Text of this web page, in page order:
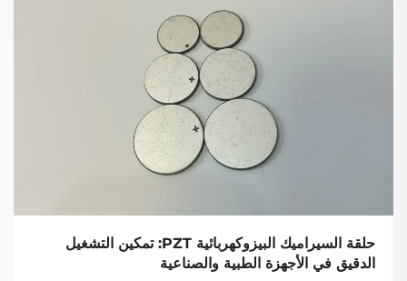
حلقة السيراميك البيزوكهربائية PZT: تمكين التشغيل
الدقيق في الأجهزة الطبية والصناعية